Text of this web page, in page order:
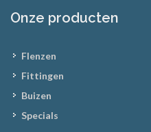
Onze producten
Flenzen
Fittingen
Buizen
Specials